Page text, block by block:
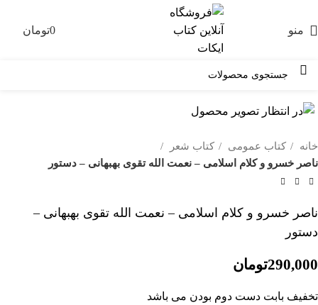
منو 0تومان
خانه کتاب عمومی
کتاب شعر
ناصر خسرو و کلام اسلامی – نعمت الله تقوی بهبهانی – دستور
ناصر خسرو و کلام اسلامی – نعمت الله تقوی بهبهانی –
دستور
290,000تومان
تخفیف بابت دست دوم بودن می باشد